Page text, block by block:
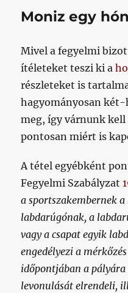
Moniz egy
Mivel a fegyelmi
ítéleteket teszi ki a
részleteket is
hagyományosan
meg, így várnunk
pontosan miért is
A tétel egyébként
Fegyelmi Szabályzat
a sportszakembernek
labdarúgónak, a
vagy a csapat egyik
engedélyezi a
időpontjában a
levonulását elrendeli,